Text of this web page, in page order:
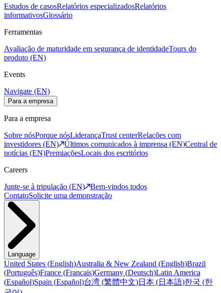
Estudos de casosRelatórios especializadosRelatórios
informativosGlossário
Ferramentas
Avaliação de maturidade em segurança de identidadeTours do
produto (EN)
Events
Navigate (EN)
Para a empresa
Para a empresa
Sobre nósPorque nósLiderançaTrust centerRelações com
investidores (EN)
Últimos comunicados à imprensa (EN)Central de
notícias (EN)PremiaçõesLocais dos escritórios
Careers
Junte-se à tripulação (EN)
Bem-vindos todos
ContatoSolicite uma demonstração
Language
United States (English)Australia & New Zealand (English)Brazil
(Português)France (Français)Germany (Deutsch)Latin America
(Español)Spain (Español)台湾 (繁體中文)日本 (日本語)한국 (한